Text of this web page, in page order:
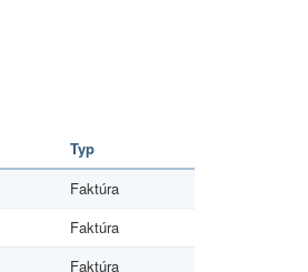
Typ
Faktúra
Faktúra
Faktúra